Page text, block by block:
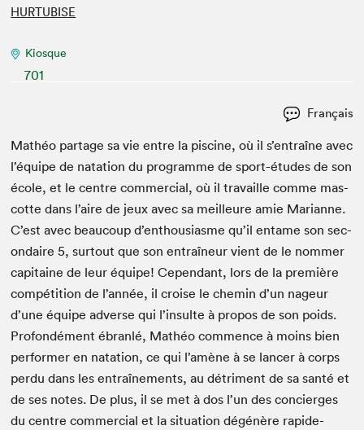
HURTUBISE
Kiosque
701
Français
Math­éo partage sa vie entre la piscine, où il s’entraîne avec
l’équipe de nata­tion du pro­gramme de sport-études de son
école, et le cen­tre com­mer­cial, où il tra­vaille comme mas­
cotte dans l’aire de jeux avec sa meilleure amie Mar­i­anne.
C’est avec beau­coup d’enthousiasme qu’il entame son sec­
ondaire5, surtout que son entraîneur vient de le nom­mer
cap­i­taine de leur équipe! Cepen­dant, lors de la pre­mière
com­péti­tion de l’année, il croise le chemin d’un nageur
d’une équipe adverse qui l’insulte à pro­pos de son poids.
Pro­fondé­ment ébran­lé, Math­éo com­mence à moins bien
per­former en nata­tion, ce qui l’amène à se lancer à corps
per­du dans les entraîne­ments, au détri­ment de sa san­té et
de ses notes. De plus, il se met à dos l’un des concierges
du cen­tre com­mer­cial et la sit­u­a­tion dégénère rapi­de­